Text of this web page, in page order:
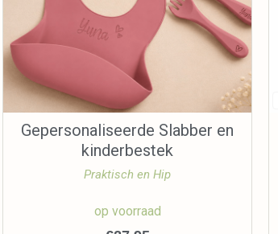
Gepersonaliseerde Slabber en
kinderbestek
Praktisch en Hip
op voorraad